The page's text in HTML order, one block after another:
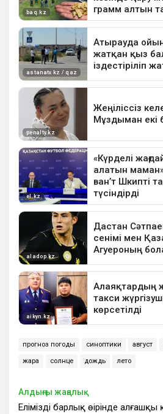
прогноз погоды синоптики август
жара солнце дождь лето
Алдыңғы жаңалық
Еліміздің барлық өңірінде